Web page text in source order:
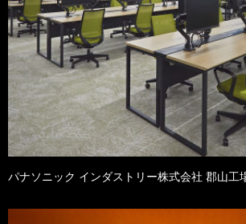
パナソニック インダストリー株式会社 郡山工